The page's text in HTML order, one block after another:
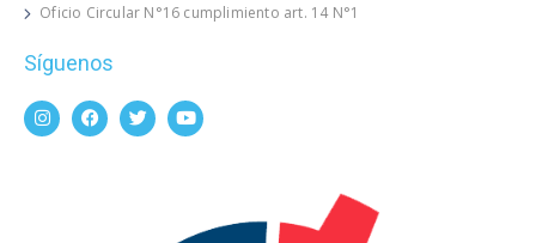
Oficio Circular N°16 cumplimiento art. 14 N°1
Síguenos